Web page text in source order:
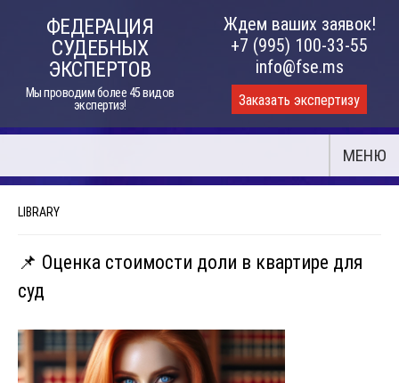
ФЕДЕРАЦИЯ
СУДЕБНЫХ
ЭКСПЕРТОВ
Мы проводим более 45 видов
экспертиз!
Ждем ваших заявок!
+7 (995) 100-33-55
info@fse.ms
Заказать экспертизу
МЕНЮ
LIBRARY
📌 Оценка стоимости доли в квартире для
суд